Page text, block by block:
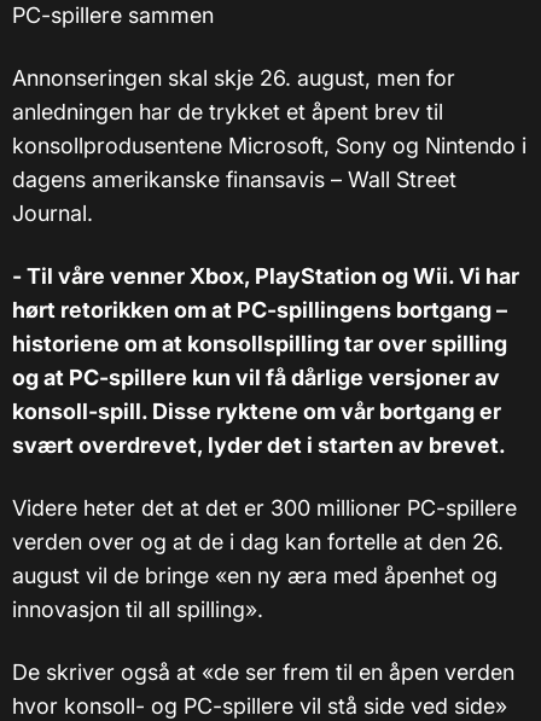
PC-spillere sammen
Annonseringen skal skje 26. august, men for
anledningen har de trykket et åpent brev til
konsollprodusentene Microsoft, Sony og Nintendo i
dagens amerikanske finansavis – Wall Street
Journal.
- Til våre venner Xbox, PlayStation og Wii. Vi har
hørt retorikken om at PC-spillingens bortgang –
historiene om at konsollspilling tar over spilling
og at PC-spillere kun vil få dårlige versjoner av
konsoll-spill. Disse ryktene om vår bortgang er
svært overdrevet, lyder det i starten av brevet.
Videre heter det at det er 300 millioner PC-spillere
verden over og at de i dag kan fortelle at den 26.
august vil de bringe «en ny æra med åpenhet og
innovasjon til all spilling».
De skriver også at «de ser frem til en åpen verden
hvor konsoll- og PC-spillere vil stå side ved side»